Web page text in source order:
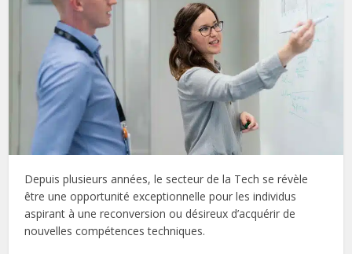
Depuis plusieurs années, le secteur de la Tech se révèle
être une opportunité exceptionnelle pour les individus
aspirant à une reconversion ou désireux d’acquérir de
nouvelles compétences techniques.